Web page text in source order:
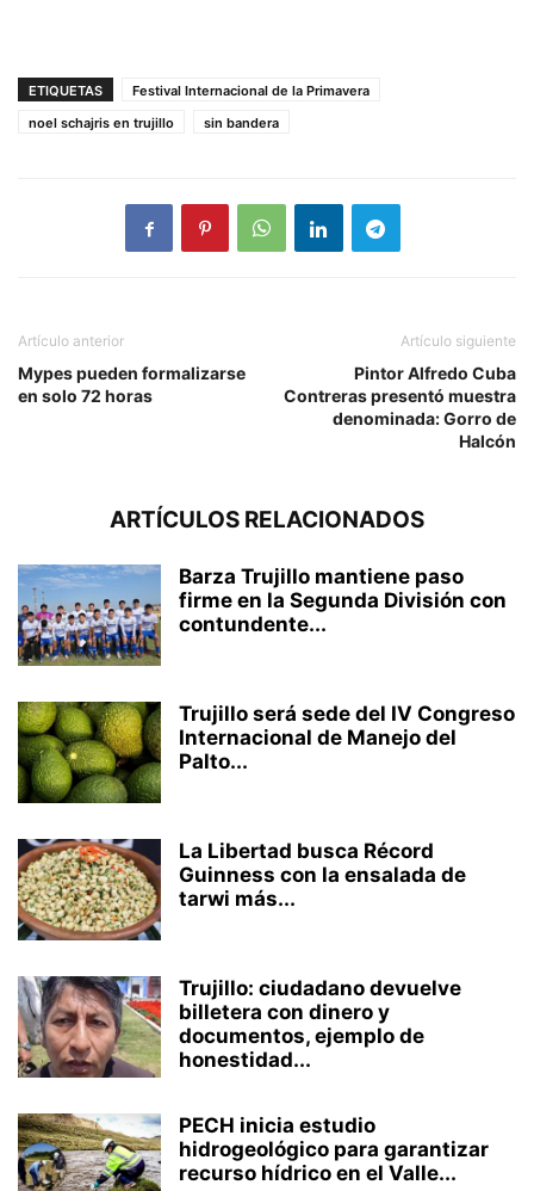
ETIQUETAS
Festival Internacional de la Primavera
noel schajris en trujillo
sin bandera
Artículo anterior
Mypes pueden formalizarse
en solo 72 horas
Artículo siguiente
Pintor Alfredo Cuba
Contreras presentó muestra
denominada: Gorro de
Halcón
ARTÍCULOS RELACIONADOS
Barza Trujillo mantiene paso
firme en la Segunda División con
contundente...
Trujillo será sede del IV Congreso
Internacional de Manejo del
Palto...
La Libertad busca Récord
Guinness con la ensalada de
tarwi más...
Trujillo: ciudadano devuelve
billetera con dinero y
documentos, ejemplo de
honestidad...
PECH inicia estudio
hidrogeológico para garantizar
recurso hídrico en el Valle...